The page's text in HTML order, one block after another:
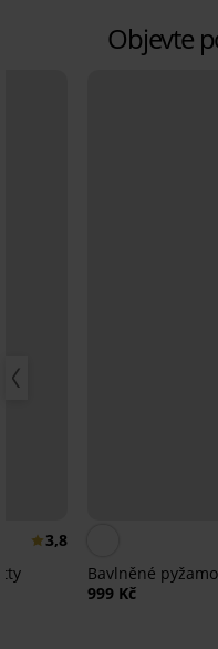
Objevte
3,8
Bavlněné
999 Kč